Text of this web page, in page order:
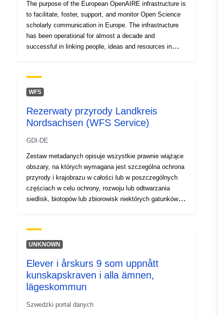
uriRef:
http://data.europa.eu/88u/dataset/
zenodo-org-4303845
Prawa dostępu: public
Informacje o
Typ:
Zasób:
The purpose of the European OpenAIRE infrastructure is
to facilitate, foster, support, and monitor Open Science
scholarly communication in Europe. The infrastructure
has been operational for almost a decade and
successful in linking people, ideas and resources in
collaborations with a plethora of scholarly
communication stakeholders, including institutional
publishers, OpenAIRE delivers the OpenAIRE Research
Graph, an open metadata research graph of interlinked
to fundings and research communities. It has been
conceived as a trusted, open, public good where
research is contextualised and traversable, facilitating
the discovery of research outcomes, the monitoring of
Open Science uptake, trends, and research impact.
WFS
Rezerwaty przyrody Landkreis
Nordsachsen (WFS Service)
GDI-DE
Zestaw metadanych opisuje wszystkie prawnie wiążące
obszary, na których wymagana jest szczególna ochrona
przyrody i krajobrazu w całości lub w poszczególnych
częściach w celu ochrony, rozwoju lub odtwarzania
siedlisk, biotopów lub zbiorowisk niektórych gatunków
na ich rzadkość, szczególny charakter lub wyjątkowe
piękno (§ 23 ust. 1 federalnej ustawy o ochronie
obszarów o łącznej powierzchni około 78,55 kilometrów
kwadratowych. Za wyznaczenie odpowiedzialny jest
Landratsamt Nordsachsen jako Niższy Urząd Ochrony
UNKNOWN
Elever i årskurs 9 som uppnått
kunskapskraven i alla ämnen,
lägeskommun
Szwedzki portal danych